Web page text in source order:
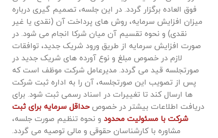
فوق ‌العاده برگزار گردد. در این جلسه، تصمیم ‌گیری درباره
میزان افزایش سرمایه، روش ‌های پرداخت آن (نقدی یا غیر
نقدی) و نحوه تقسیم آن میان شرکا انجام می ‌شود. در
صورت افزایش سرمایه از طریق ورود شریک جدید، توافقات
لازم در خصوص مبلغ و نوع آورده ‌های شریک جدید در
صورتجلسه قید می گردد. مدیرعامل شرکت موظف است که
پس از تصویب این صورتجلسه، آن را به اداره ثبت شرکت
‌ها ارسال کند تا تغییرات در اسناد رسمی ثبت شود. برای
دریافت اطلاعات بیشتر در خصوصحداقل سرمایه برای ثبت
شرکت با مسئولیت محدود و نحوه تنظیم صورت جلسه،
مشاوره با کارشناسان حقوقی و مالی توصیه می گردد.